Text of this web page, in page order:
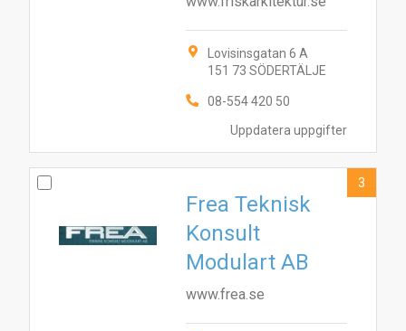
Uppdatera uppgifter
Lovisinsgatan 6 A
151 73 SÖDERTÄLJE
08-554 420 50
Frea Teknisk
Konsult
Modulart AB
www.frea.se
3